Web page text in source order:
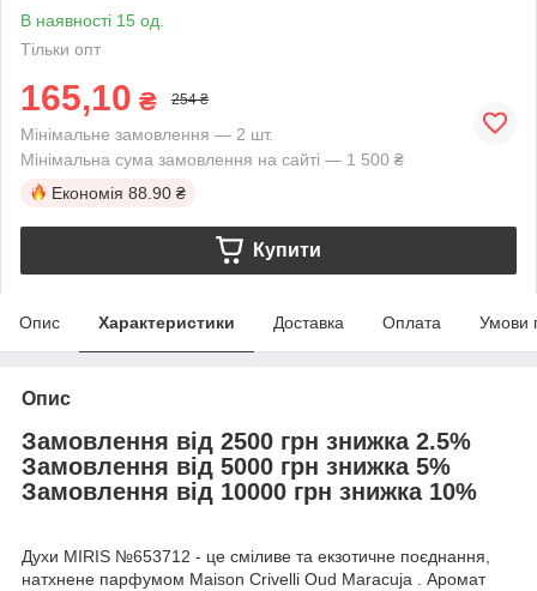
В наявності 15 од.
Тільки опт
165,10 ₴ 254 ₴
Мінімальне замовлення — 2 шт.
Мінімальна сума замовлення на сайті — 1 500 ₴
Економія 88.90 ₴
Купити
Опис Характеристики Доставка Оплата Умови
Опис
Замовлення від 2500 грн знижка 2.5%
Замовлення від 5000 грн знижка 5%
Замовлення від 10000 грн знижка 10%
Духи MIRIS №653712 - це сміливе та екзотичне поєднання,
натхнене парфумом Maison Crivelli Oud Maracuja . Аромат